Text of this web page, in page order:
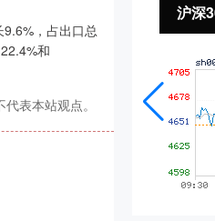
，占出口总
和
表本站观点。
北证